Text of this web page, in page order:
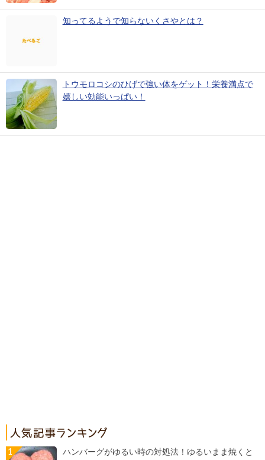
知ってるようで知らないくさやとは？
トウモロコシのひげで強い体をゲット！栄養満点で
嬉しい効能いっぱい！
ハンバーグがゆるい時の対処法！ゆるいまま焼くと